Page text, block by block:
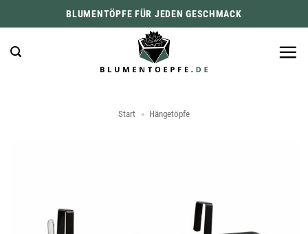
Inhalt
springen
BLUMENTÖPFE FÜR JEDEN GESCHMACK
Start » Hängetöpfe